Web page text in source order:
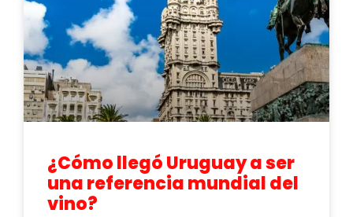
¿Cómo llegó Uruguay a ser
una referencia mundial del
vino?